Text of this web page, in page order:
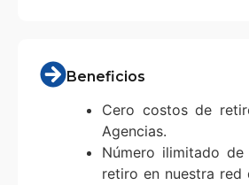
Beneficios
Cero costos de
Agencias.
Número ilimitado
retiro en nuestra red